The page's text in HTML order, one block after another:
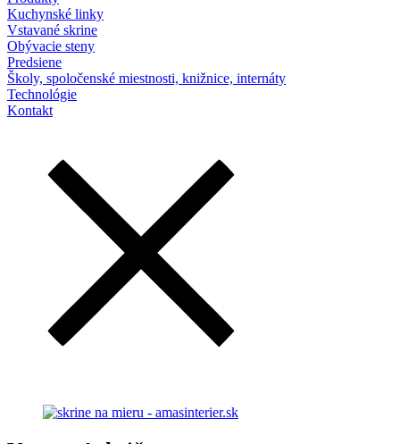
Kuchynské linky
Vstavané skrine
Obývacie steny
Predsiene
Školy, spoločenské miestnosti, knižnice, internáty
Technológie
Kontakt